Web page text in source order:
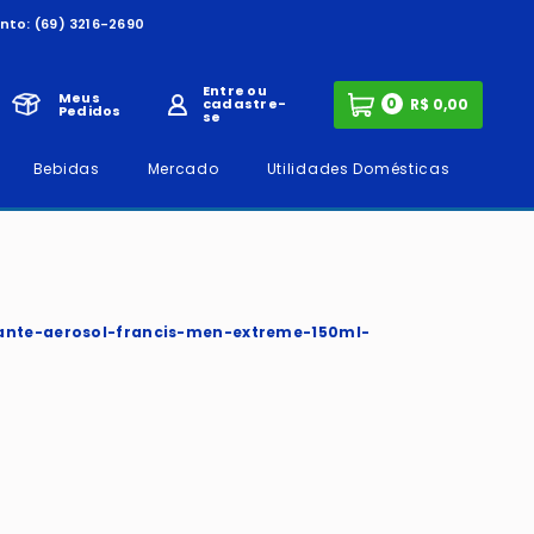
(69) 3216-2690
Meus
Pedidos
Entre ou
cadastre-
se
0
Bebidas Mercado Utilidades Domésticas
aerosol-francis-men-extreme-150ml-